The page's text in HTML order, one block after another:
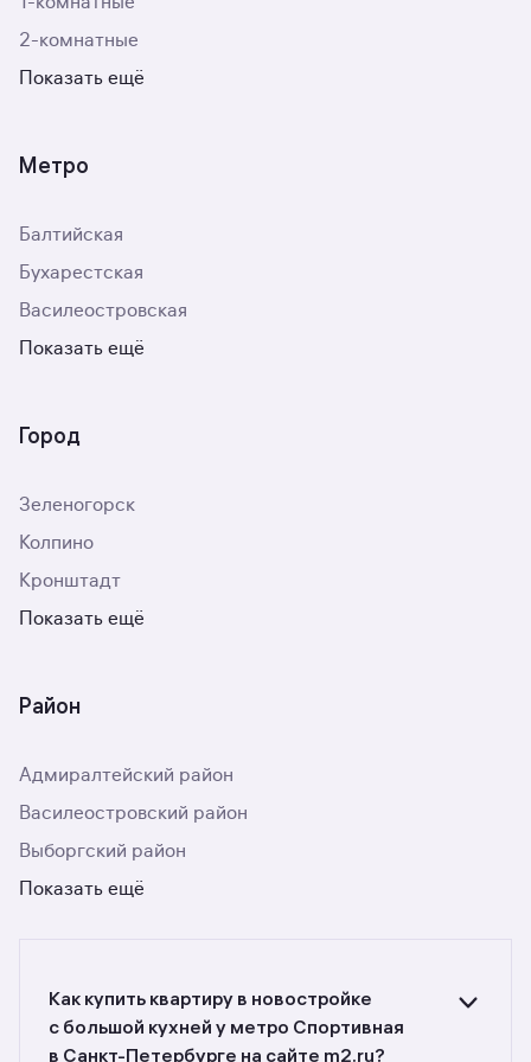
2-комнатные
Показать ещё
Метро
Балтийская
Бухарестская
Василеостровская
Показать ещё
Город
Зеленогорск
Колпино
Кронштадт
Показать ещё
Район
Адмиралтейский район
Василеостровский район
Выборгский район
Показать ещё
Как купить квартиру в новостройке
c большой кухней у метро Спортивная
в Санкт-Петербурге на сайте m2.ru?